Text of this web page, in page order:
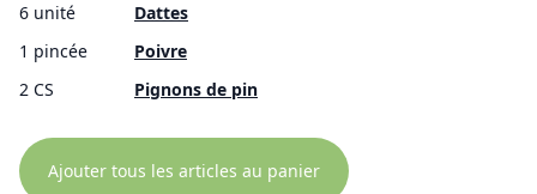
6 unité
Dattes
1 pincée
Poivre
2 CS
Pignons de pin
Ajouter tous les articles au panier